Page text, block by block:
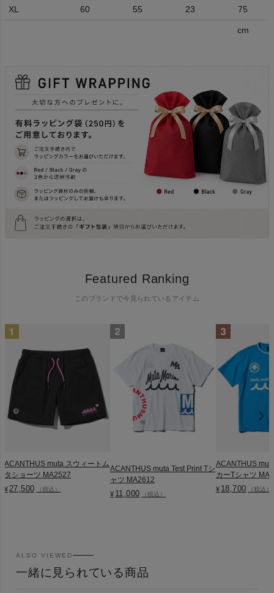
XL 60 55 23 75
cm
Featured Ranking
このブランドで今見られているアイテム
ACANTHUS muta スウィートム
タショーツ MA2527
¥ 27,500 （税込）
ACANTHUS muta Test Print Tシ
ャツ MA2612
¥ 11,000 （税込）
ACANTHUS
カーTシャツ
¥ 18,700 （税込）
ALSO VIEWED
一緒に見られている商品